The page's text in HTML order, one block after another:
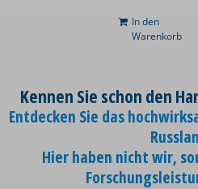
In den
Warenkorb
Kennen Sie schon den
Entdecken Sie das
Hier haben nicht wir,